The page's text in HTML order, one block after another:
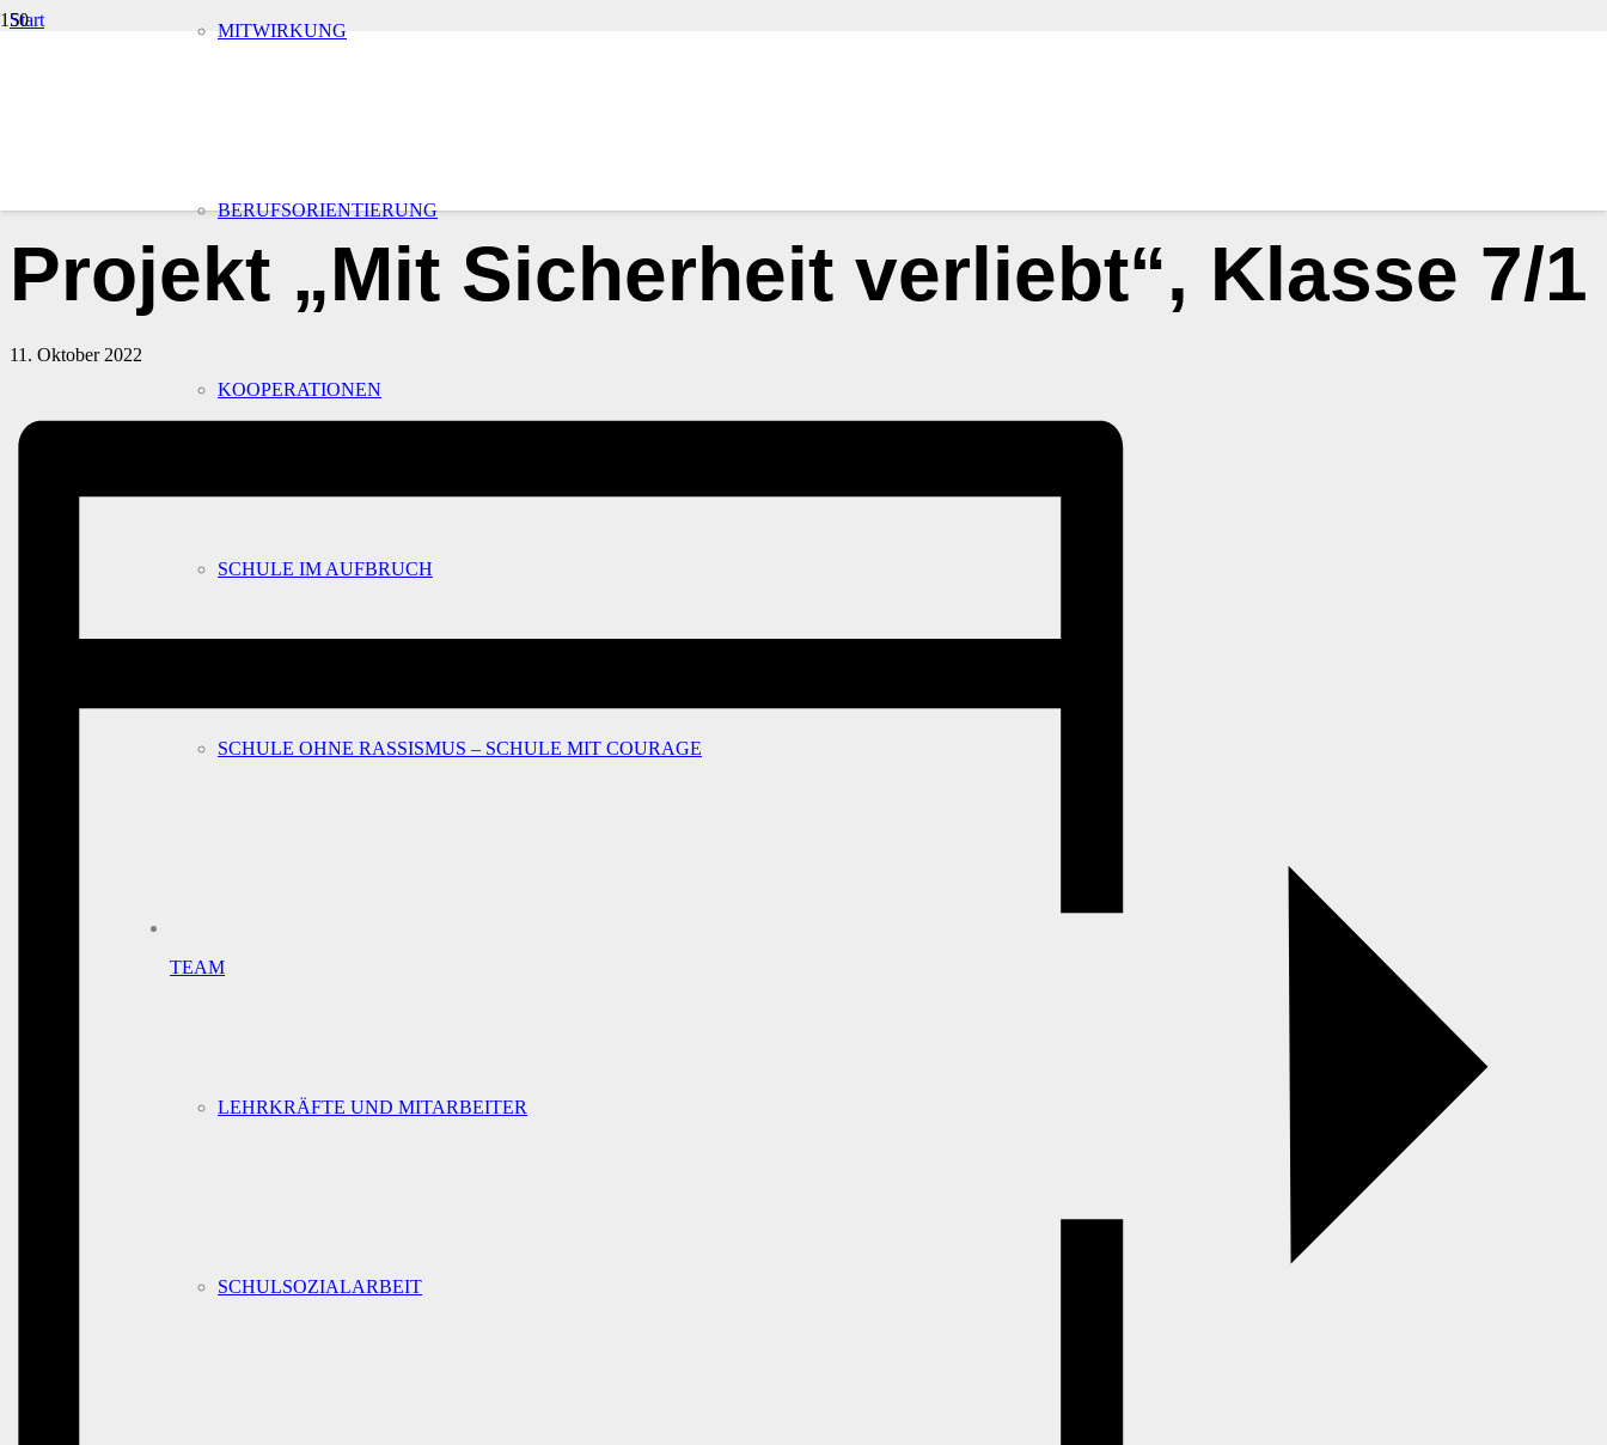
MITWIRKUNG
BERUFSORIENTIERUNG
KOOPERATIONEN
SCHULE IM AUFBRUCH
SCHULE OHNE RASSISMUS – SCHULE MIT COURAGE
TEAM
LEHRKRÄFTE UND MITARBEITER
SCHULSOZIALARBEIT
Start
Projekt „Mit Sicherheit verliebt“, Klasse 7/1
11. Oktober 2022